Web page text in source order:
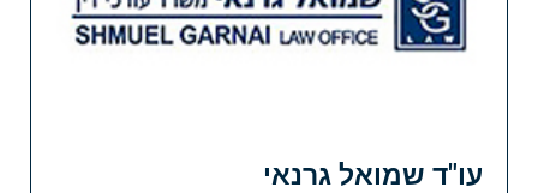
עו"ד שמואל גרנאי